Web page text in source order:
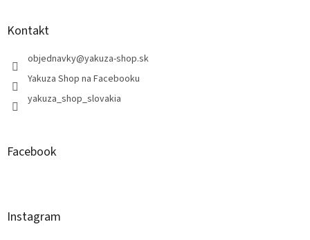
Kontakt
objednavky@yakuza-shop.sk
Yakuza Shop na Facebooku
yakuza_shop_slovakia
Facebook
Instagram